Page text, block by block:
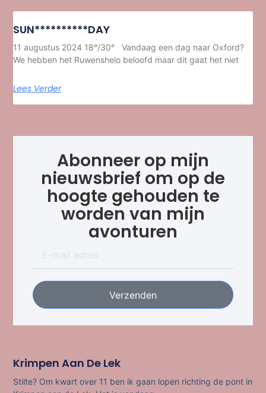
SUN**********DAY
11 augustus 2024 18°/30° Vandaag een dag naar Oxford?
We hebben het Ruwenshelo beloofd maar dit gaat het niet
Lees Verder
Abonneer op mijn
nieuwsbrief om op de
hoogte gehouden te
worden van mijn
avonturen
Verzenden
Krimpen Aan De Lek
Stilte? Om kwart over 11 ben ik gaan lopen richting de pont in